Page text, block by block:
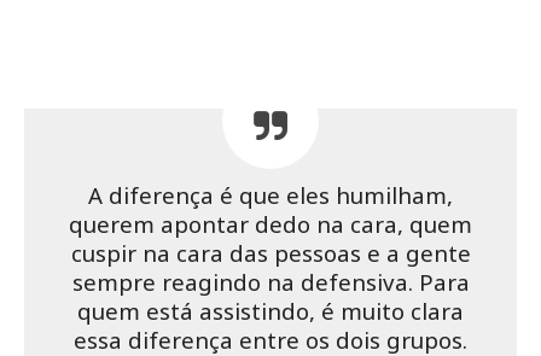
A diferença é que eles humilham,
querem apontar dedo na cara, quem
cuspir na cara das pessoas e a gente
sempre reagindo na defensiva. Para
quem está assistindo, é muito clara
essa diferença entre os dois grupos.